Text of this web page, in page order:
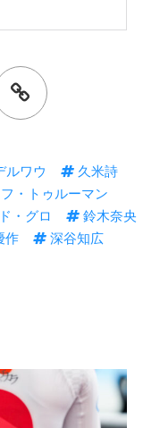
ルワウ
久米詩
・トゥルーマン
・グロ
鈴木奈央
作 深谷知広